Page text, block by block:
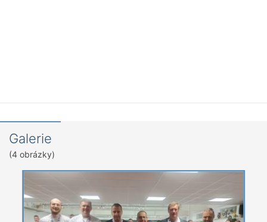
Galerie
(4 obrázky)